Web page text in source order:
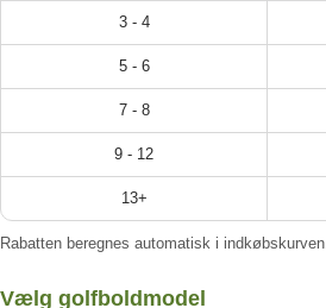
3 - 4
5 - 6
7 - 8
9 - 12
13+
Rabatten beregnes automatisk i indkøbskurven.
Vælg golfboldmodel